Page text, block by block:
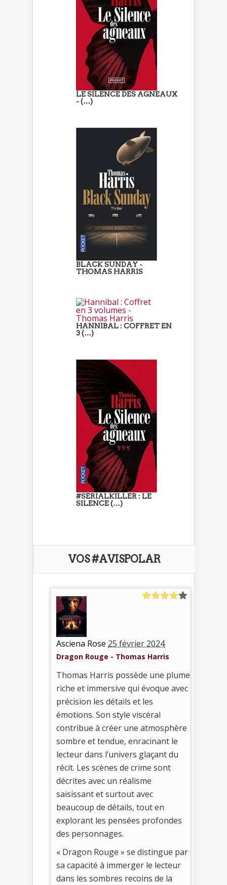
LE SILENCE DES AGNEAUX
- (…)
BLACK SUNDAY -
THOMAS HARRIS
HANNIBAL : COFFRET EN
3 (…)
#SERIALKILLER : LE
SILENCE (…)
VOS #AVISPOLAR
Asciena Rose 25 février 2024
Dragon Rouge - Thomas Harris
Thomas Harris possède une plume
riche et immersive qui évoque avec
précision les détails et les
émotions. Son style viscéral
contribue à créer une atmosphère
sombre et tendue, enracinant le
lecteur dans l’univers glaçant du
récit. Les scènes de crime sont
décrites avec un réalisme
saisissant et surtout avec
beaucoup de détails, tout en
explorant les pensées profondes
des personnages.
« Dragon Rouge » se distingue par
sa capacité à immerger le lecteur
dans les sombres recoins de la